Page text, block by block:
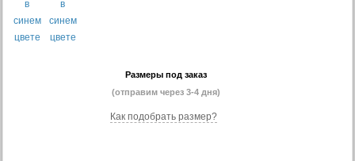
Размеры под заказ
(отправим через 3-4 дня)
Как подобрать размер?